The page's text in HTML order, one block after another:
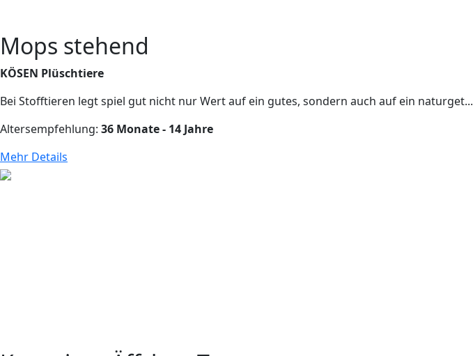
Mops stehend
KÖSEN Plüschtiere
Bei Stofftieren legt spiel gut nicht nur Wert auf ein gutes, sondern auch auf ein naturget...
Altersempfehlung: 36 Monate - 14 Jahre
Mehr Details